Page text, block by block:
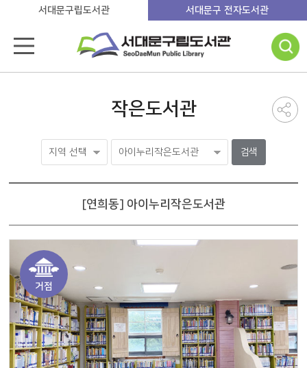
서대문구립도서관 서대문구 전자도서관
작은도서관
검색
[연희동] 아이누리작은도서관
거점